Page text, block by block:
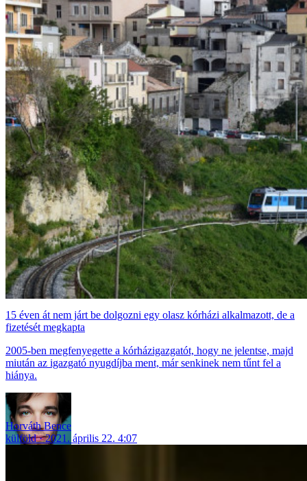
15 éven át nem járt be dolgozni egy olasz kórházi alkalmazott, de a
fizetését megkapta
2005-ben megfenyegette a kórházigazgatót, hogy ne jelentse, majd
miután az igazgató nyugdíjba ment, már senkinek nem tűnt fel a
hiánya.
Horváth Bence
külföld
2021. április 22. 4:07